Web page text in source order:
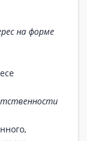
на форме